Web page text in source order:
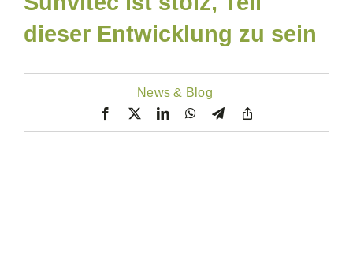
dieser Entwicklung zu sein
News & Blog